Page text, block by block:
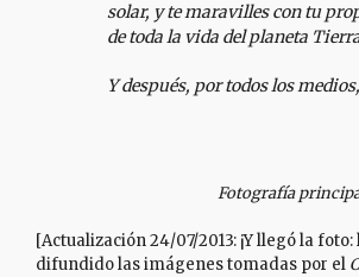
solar, y te maravilles con tu
de toda la vida del planeta
Y después, por todos los
Fotografía
[Actualización 24/07/2013: ¡Y llegó la foto:
difundido las imágenes tomadas por el